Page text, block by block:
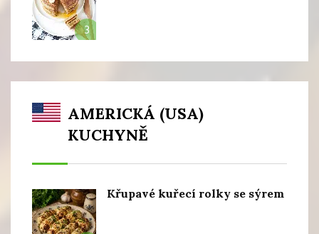
3
AMERICKÁ (USA)
KUCHYNĚ
Křupavé kuřecí rolky se sýrem